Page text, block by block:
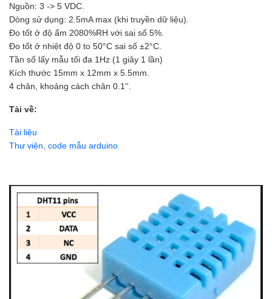
Nguồn: 3 -> 5 VDC.
Dòng sử dụng: 2.5mA max (khi truyền dữ liệu).
Đo tốt ở độ ẩm 2080%RH với sai số 5%.
Đo tốt ở nhiệt độ 0 to 50°C sai số ±2°C.
Tần số lấy mẫu tối đa 1Hz (1 giây 1 lần)
Kích thước 15mm x 12mm x 5.5mm.
4 chân, khoảng cách chân 0.1''.
Tải về:
Tài liệu
Thư viện, code mẫu arduino